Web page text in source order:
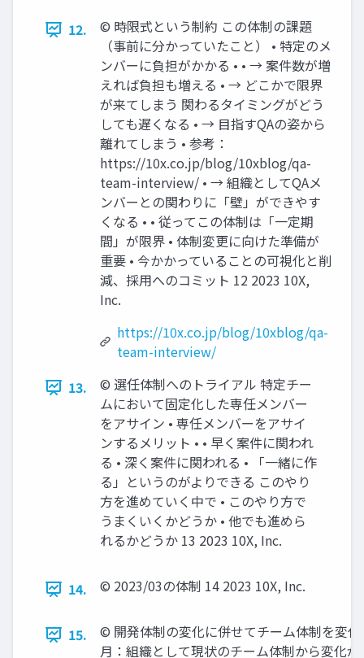
12.
©︎ 時限式という制約 この体制の課題
（事前に分かっていたこと） • 特定のメ
ンバーに負担がかかる • • → 案件数が増
えれば負担も増える • → どこかで限界
が来てしまう 関わるタイミングがどう
しても遅くなる • → 目指すQAの姿から
離れてしまう • 参考：
https://10x.co.jp/blog/10xblog/qa-
team-interview/ • → 組織としてQAメ
ンバーとの関わりに「壁」ができやす
くなる • • 従ってこの体制は「一定期
間」が限界 • 体制変更に向けた準備が
重要 • 今かかっていることの可視化と削
減、採用へのコミット 12 2023 10X,
Inc.
https://10x.co.jp/blog/10xblog/qa-
team-interview/
13.
©︎ 選任体制へのトライアル 特定チー
ムにおいて固定化した専任メンバー
をアサイン • 専任メンバーをアサイ
ンするメリット • • 早く案件に関われ
る • 深く案件に関われる • 「一緒に作
る」というのがよりできる このやり
方を進めていく中で • このやり方で
うまくいくかどうか • 他でも進めら
れるかどうか 13 2023 10X, Inc.
14. ©︎ 2023/03の体制 14 2023 10X, Inc.
15.
©︎ 開発体制の変化に併せてチーム体制を変
月：組織として現状のチーム体制から変化